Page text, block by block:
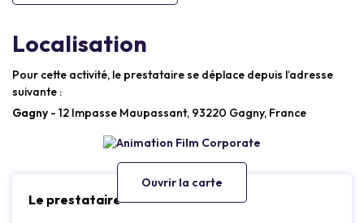
Localisation
Pour cette activité, le prestataire se déplace depuis l’adresse
suivante :
Gagny - 12 Impasse Maupassant, 93220 Gagny, France
Ouvrir la carte
Le prestataire